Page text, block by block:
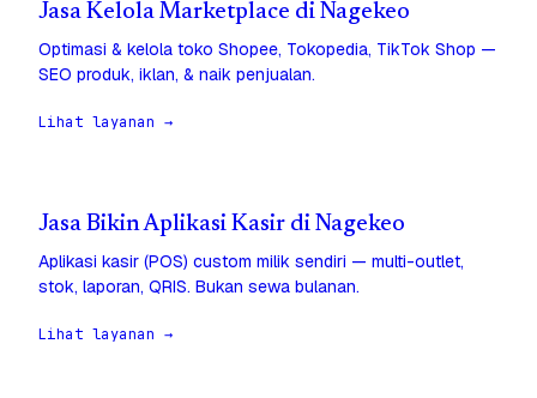
Jasa Kelola Marketplace di Nagekeo
Optimasi & kelola toko Shopee, Tokopedia, TikTok Shop —
SEO produk, iklan, & naik penjualan.
Lihat layanan →
Jasa Bikin Aplikasi Kasir di Nagekeo
Aplikasi kasir (POS) custom milik sendiri — multi-outlet,
stok, laporan, QRIS. Bukan sewa bulanan.
Lihat layanan →